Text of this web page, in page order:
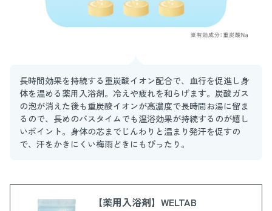
長時間効果を持続する重炭酸イオン配合で、血行を促進し身
体を温める薬用入浴剤。冷えや疲れを和らげます。炭酸ガス
の泡が消えた後も重炭酸イオンが高濃度で長時間お湯に留ま
るので、長めのバスタイムでも温浴効果が持続するのが嬉し
いポイント。身体の芯までじんわりと温まり発汗を促すの
で、汗をかきにくい梅雨どきにもぴったり。
【薬用入浴剤】WELTAB